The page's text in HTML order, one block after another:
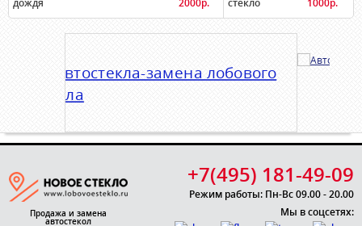
Продажа и замена
автостекол
+7(495) 181-49-09
Режим работы: Пн-Вс 09.00 - 20.00
Мы в соцсетях: